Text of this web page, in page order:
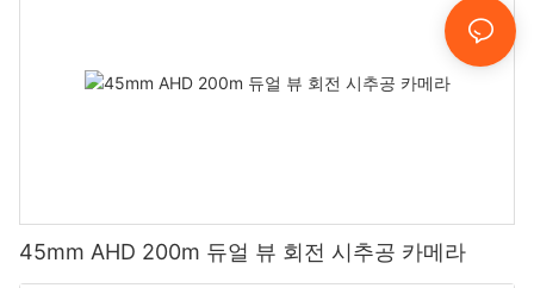
45mm AHD 200m 듀얼 뷰 회전 시추공 카메라